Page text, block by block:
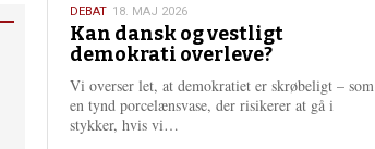
18.
maj
2026
DEBAT 18. MAJ 2026
Kan dansk og vestligt
demokrati overleve?
Vi overser let, at demokratiet er skrøbeligt – som
en tynd porcelænsvase, der risikerer at gå i
stykker, hvis vi…